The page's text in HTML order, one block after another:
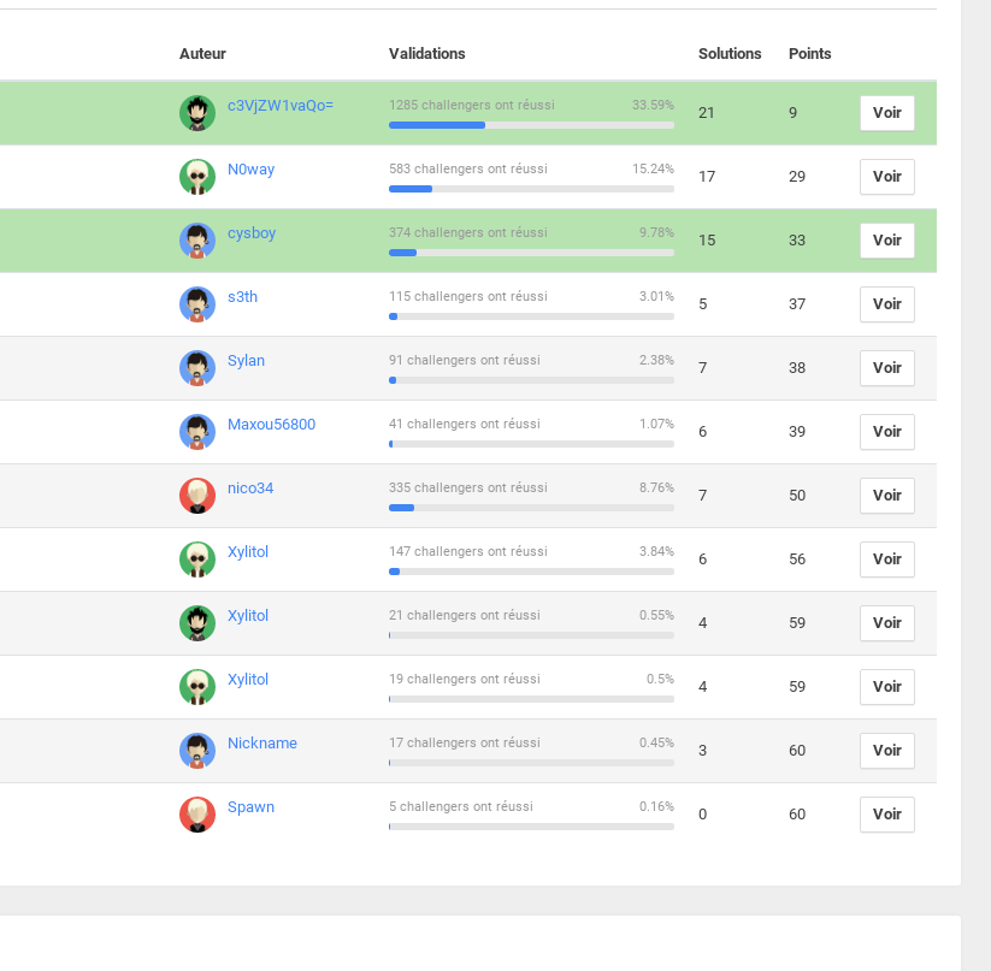
Auteur Validations Solutions Points
c3VjZW1vaQo= 33.59%
1285 challengers ont réussi 21 9 Voir
N0way 15.24%
583 challengers ont réussi 17 29 Voir
cysboy 9.78%
374 challengers ont réussi 15 33 Voir
s3th 3.01%
115 challengers ont réussi 5 37 Voir
Sylan 2.38%
91 challengers ont réussi 7 38 Voir
Maxou56800 1.07%
41 challengers ont réussi 6 39 Voir
nico34 8.76%
335 challengers ont réussi 7 50 Voir
Xylitol 3.84%
147 challengers ont réussi 6 56 Voir
Xylitol 0.55%
21 challengers ont réussi 4 59 Voir
Xylitol 0.5%
19 challengers ont réussi 4 59 Voir
Nickname 0.45%
17 challengers ont réussi 3 60 Voir
Spawn 0.16%
5 challengers ont réussi 0 60 Voir